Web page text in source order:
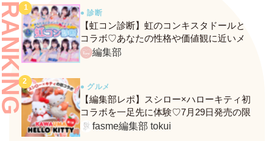
● 診断
【虹コン診断】虹のコンキスタドールと
コラボ♡あなたの性格や価値観に近いメ
ンバーがわかる、fasmeの新診断がスター
編集部
● グルメ
【編集部レポ】スシロー×ハローキティ初
コラボを一足先に体験♡7月29日発売の限
定メニュー＆グッズをレポ！
fasme編集部 tokui